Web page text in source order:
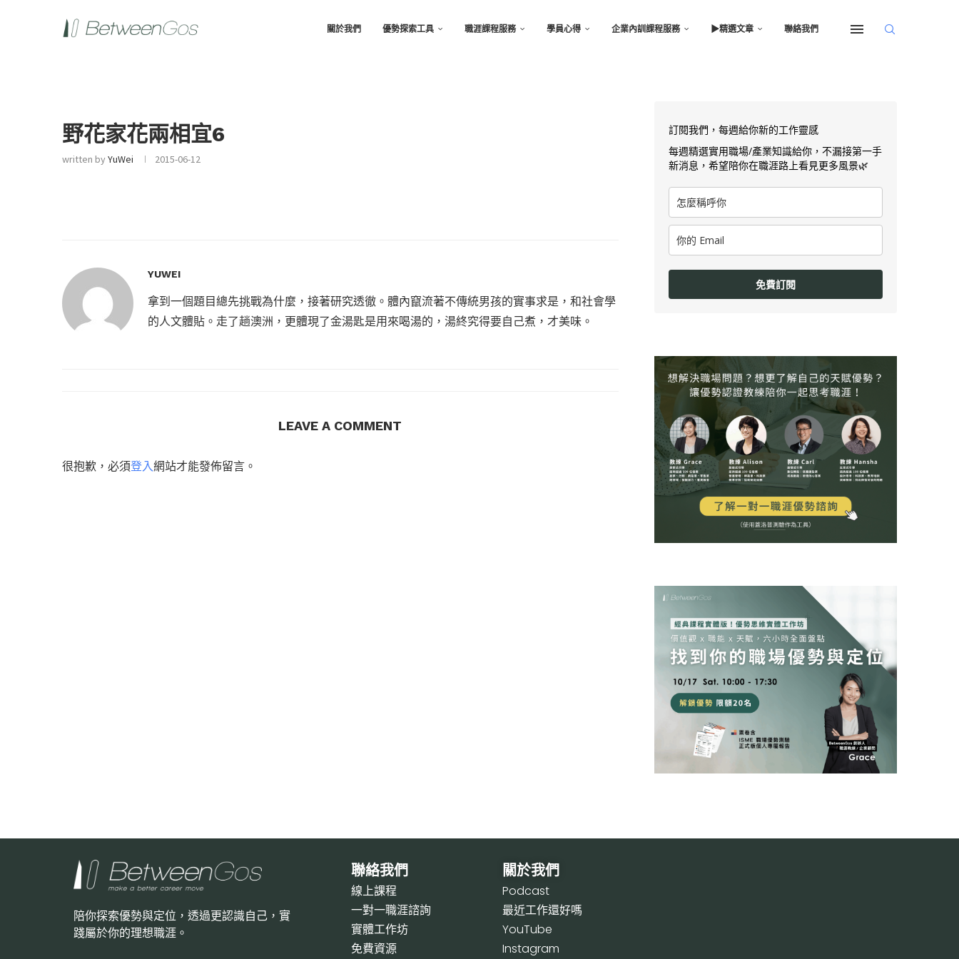
關於我們 優勢探索工具 職涯課程服務 學員心得 企業內訓課程服務 ▶︎精選文章 聯絡我們
野花家花兩相宜6
written byYuWei 2015-06-12
YUWEI
拿到一個題目總先挑戰為什麼，接著研究透徹。體內竄流著不傳統男孩的實事求是，和社會學
的人文體貼。走了趟澳洲，更體現了金湯匙是用來喝湯的，湯終究得要自己煮，才美味。
LEAVE A COMMENT
很抱歉，必須登入網站才能發佈留言。
訂閱我們，每週給你新的工作靈感
每週精選實用職場/產業知識給你，不漏接第一手
新消息，希望陪你在職涯路上看見更多風景🌿
免費訂閱
陪你探索優勢與定位，透過更認識自己，實
踐屬於你的理想職涯。
聯絡我們
線上課程
一對一職涯諮詢
實體工作坊
免費資源
關於我們
Podcast
最近工作還好嗎
YouTube
Instagram